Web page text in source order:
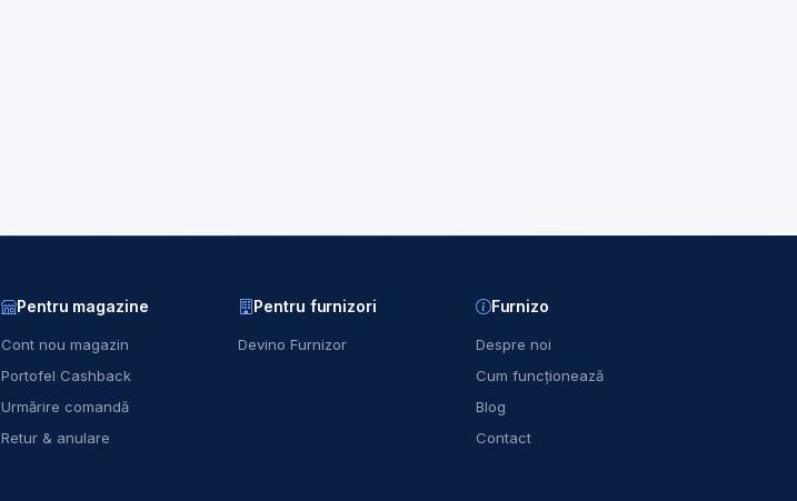
Pentru magazine
Cont nou magazin
Portofel Cashback
Urmărire comandă
Retur & anulare
Pentru furnizori
Devino Furnizor
Furnizo
Despre noi
Cum funcționează
Blog
Contact